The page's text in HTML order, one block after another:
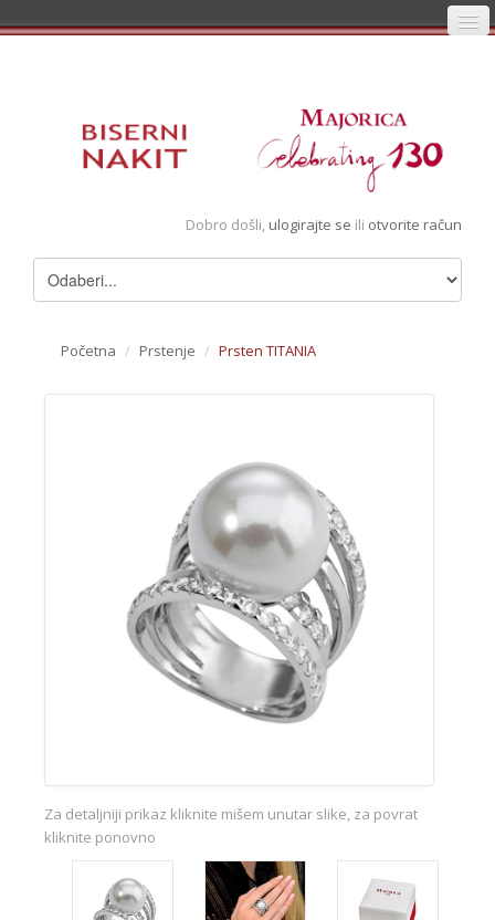
Registracija
Pregledani artikli
Dobro došli, ulogirajte se ili otvorite račun
Početna / Prstenje / Prsten TITANIA
Za detaljniji prikaz kliknite mišem unutar slike, za povrat
kliknite ponovno